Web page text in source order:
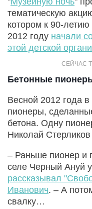
тематическую
котором к 90-
2012 году начали
этой детской
Бетонные
Весной 2012 года
пионеры,
бетона. Одну
Николай Стерликов
– Раньше пионер и
селе Черный Ануй
рассказывал
Иванович. – А
свалку…